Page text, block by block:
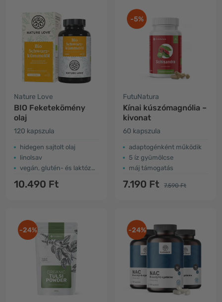
Nature Love
BIO Feketekömény
olaj
120 kapszula
hidegen sajtolt olaj
linolsav
vegán, glutén- és laktózmentes
10.490 Ft
-5%
FutuNatura
Kínai kúszómagnólia –
kivonat
60 kapszula
adaptogénként működik
5 íz gyümölcse
máj támogatás
7.190 Ft 7.590 Ft
-24% -24%